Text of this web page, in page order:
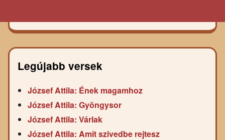
Legújabb versek
József Attila: Ének magamhoz
József Attila: Gyöngysor
József Attila: Várlak
József Attila: Amit szivedbe rejtesz